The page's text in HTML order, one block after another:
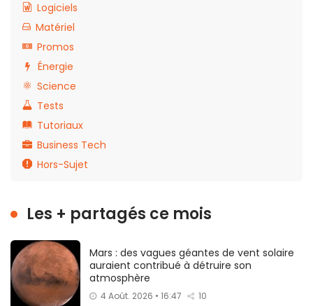
Logiciels
Matériel
Promos
Énergie
Science
Tests
Tutoriaux
Business Tech
Hors-Sujet
Les + partagés ce mois
Mars : des vagues géantes de vent solaire
auraient contribué à détruire son
atmosphère
4 Août. 2026 • 16:47 10